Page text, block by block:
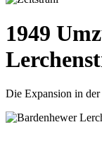
1949
Die Expansion in